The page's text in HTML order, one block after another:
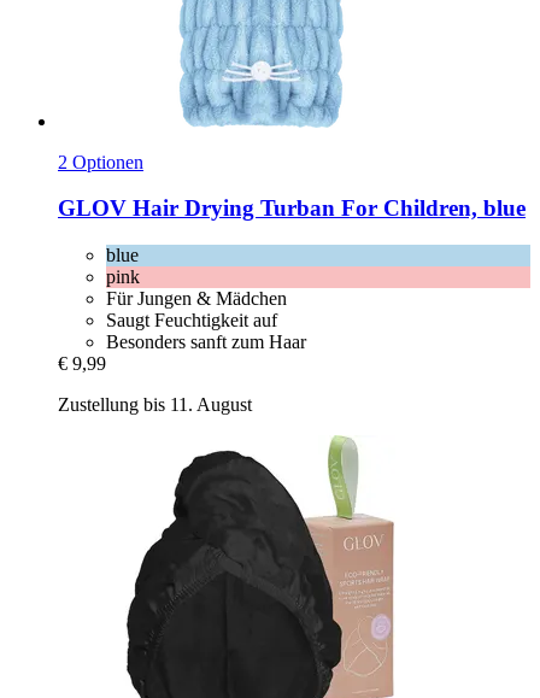
2 Optionen
GLOV Hair Drying Turban For Children, blue
blue
pink
Für Jungen & Mädchen
Saugt Feuchtigkeit auf
Besonders sanft zum Haar
€ 9,99
Zustellung bis 11. August